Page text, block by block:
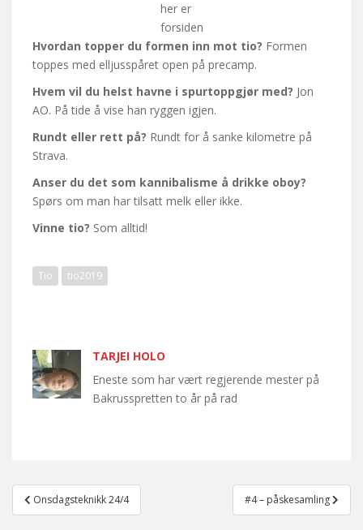
her er
forsiden
Hvordan topper du formen inn mot tio? Formen
toppes med elljusspåret open på precamp.
Hvem vil du helst havne i spurtoppgjør med? Jon
AO. På tide å vise han ryggen igjen.
Rundt eller rett på? Rundt for å sanke kilometre på
Strava.
Anser du det som kannibalisme å drikke oboy?
Spørs om man har tilsatt melk eller ikke.
Vinne tio? Som alltid!
Tio tio2019
TARJEI HOLO
Eneste som har vært regjerende mester på
Bakrusspretten to år på rad
Post
navigation
Onsdagsteknikk 24/4 #4 – påskesamling